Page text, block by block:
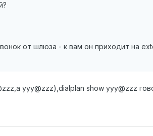
от шлюза - к вам он приходит на
yyy@zzz),dialplan show yyy@zzz